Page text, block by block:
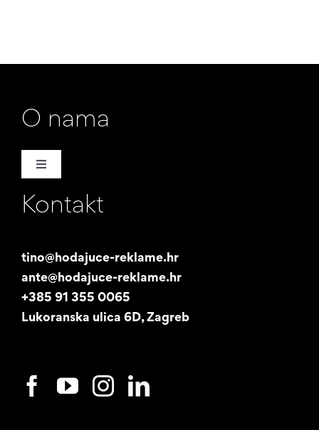
O nama
Toggle
Naša priča
Studentski posao
Kontakt
tino@hodajuce-reklame.hr
ante@hodajuce-reklame.hr
+385 91 355 0065
Lukoranska ulica 6D, Zagreb